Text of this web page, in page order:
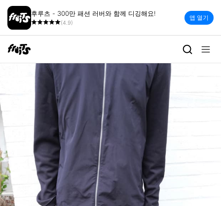
후루츠 - 300만 패션 러버와 함께 디깅해요!
(4.9)
앱 열기